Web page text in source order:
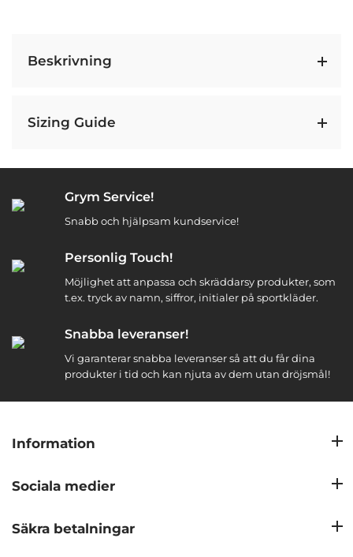
Beskrivning
Sizing Guide
Grym Service!
Snabb och hjälpsam kundservice!
Personlig Touch!
Möjlighet att anpassa och skräddarsy produkter, som
t.ex. tryck av namn, siffror, initialer på sportkläder.
Snabba leveranser!
Vi garanterar snabba leveranser så att du får dina
produkter i tid och kan njuta av dem utan dröjsmål!
Information
Sociala medier
Säkra betalningar